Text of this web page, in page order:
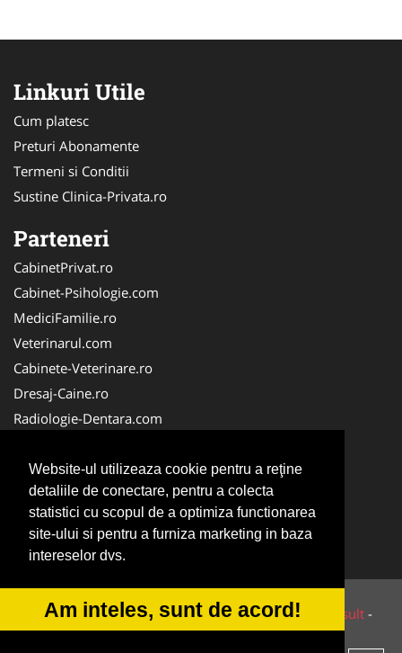
Website-ul utilizeaza cookie pentru a reţine
detaliile de conectare, pentru a colecta
statistici cu scopul de a optimiza functionarea
site-ului si pentru a furniza marketing in baza
intereselor dvs.
Am inteles, sunt de acord!
Linkuri Utile
Cum platesc
Preturi Abonamente
Termeni si Conditii
Sustine Clinica-Privata.ro
Parteneri
CabinetPrivat.ro
Cabinet-Psihologie.com
MediciFamilie.ro
Veterinarul.com
Cabinete-Veterinare.ro
Dresaj-Caine.ro
Radiologie-Dentara.com
Cabinet-Individual.ro
Medic-Bun.com
Oftalmologul.ro
Stomatologul.com
© 2014-2026 Powered byVilonMedia&Tokaido Consult -